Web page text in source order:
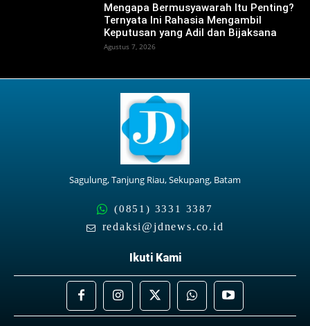
Mengapa Bermusyawarah Itu Penting?
Ternyata Ini Rahasia Mengambil
Keputusan yang Adil dan Bijaksana
Agustus 7, 2026
Sagulung, Tanjung Riau, Sekupang, Batam
(0851) 3331 3387
redaksi@jdnews.co.id
Ikuti Kami